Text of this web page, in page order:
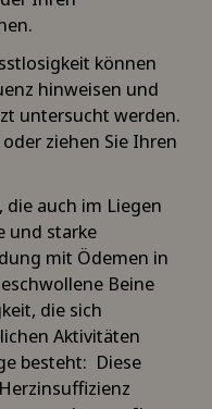
Network
können
hinweisen und
untersucht werden.
ziehen Sie Ihren
auch im Liegen
und starke
mit Ödemen in
Beine
die sich
Aktivitäten
besteht: Diese